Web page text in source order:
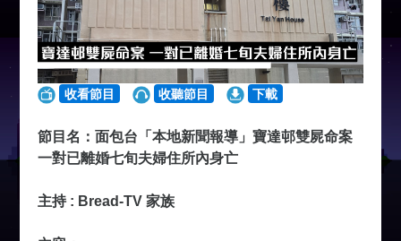
收看節目 收聽節目 下載
節目名：面包台「本地新聞報導」寶達邨雙屍命案
一對已離婚七旬夫婦住所內身亡
主持 : Bread-TV 家族